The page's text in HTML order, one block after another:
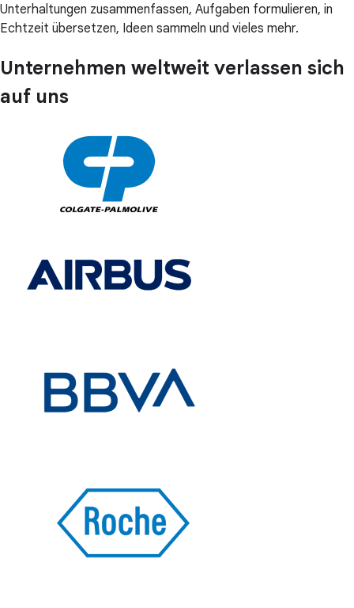
Unterhaltungen zusammenfassen, Aufgaben formulieren, in
Echtzeit übersetzen, Ideen sammeln und vieles mehr.
Unternehmen weltweit verlassen sich
auf uns